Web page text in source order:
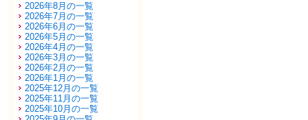
2026年8月の一覧
2026年7月の一覧
2026年6月の一覧
2026年5月の一覧
2026年4月の一覧
2026年3月の一覧
2026年2月の一覧
2026年1月の一覧
2025年12月の一覧
2025年11月の一覧
2025年10月の一覧